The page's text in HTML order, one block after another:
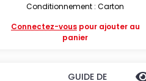
Conditionnement : Carton
Connectez-vouspour ajouter au
panier
GUIDE DE